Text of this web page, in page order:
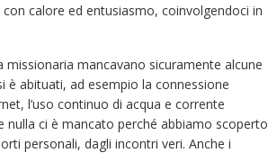
calore ed entusiasmo, coinvolgendoci in
missionaria mancavano sicuramente alcune
è abituati, ad esempio la connessione
l’uso continuo di acqua e corrente
nulla ci è mancato perché abbiamo scoperto
personali, dagli incontri veri. Anche i